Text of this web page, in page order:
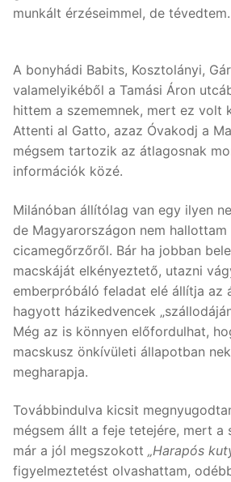
munkált érzéseimmel, de tévedtem.
A bonyhádi Babits, Kosztolányi,
valamelyikéből a Tamási Áron
hittem a szememnek, mert ez volt
Attenti al Gatto, azaz Óvakodj a
mégsem tartozik az átlagosnak
információk közé.
Milánóban állítólag van egy ilyen
de Magyarországon nem hallottam
cicamegőrzőről. Bár ha jobban
macskáját elkényeztető, utazni
emberpróbáló feladat elé állítja az
hagyott házikedvencek
Még az is könnyen előfordulhat,
macskusz önkívületi állapotban
megharapja.
Továbbindulva kicsit
mégsem állt a feje tetejére, mert a
már a jól megszokott „Harapós
figyelmeztetést olvashattam,